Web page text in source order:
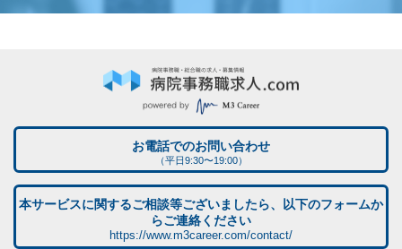
お電話でのお問い合わせ
（平日9:30〜19:00）
本サービスに関するご相談等ございましたら、以下のフォームか
らご連絡ください
https://www.m3career.com/contact/